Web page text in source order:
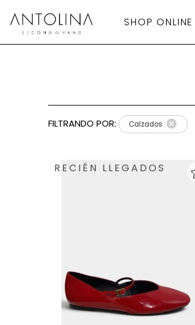
SHOP ONLINE
FILTRANDO POR: Calzados
Internacional
RECIÉN LLEGADOS